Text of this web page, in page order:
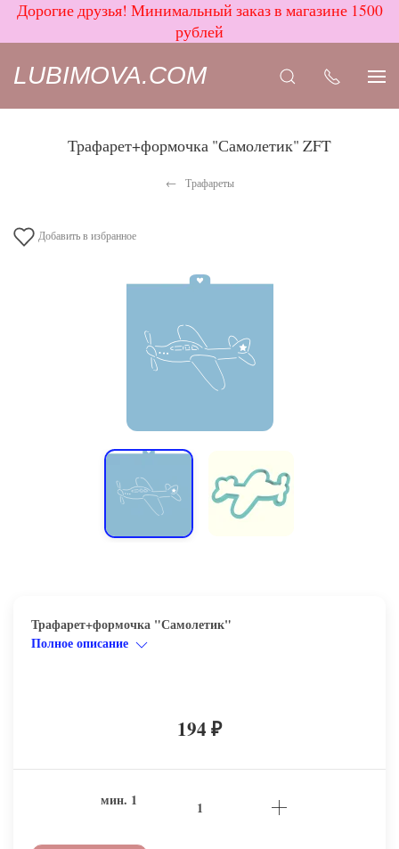
Дорогие друзья! Минимальный заказ в магазине 1500
рублей
LUBIMOVA.COM
Трафарет+формочка "Самолетик" ZFT
Трафареты
Добавить в избранное
Трафарет+формочка "Самолетик"
Полное описание
194 ₽
мин. 1